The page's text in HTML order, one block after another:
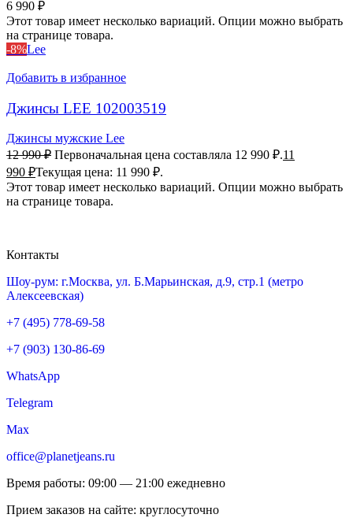
6 990 ₽
Этот товар имеет несколько вариаций. Опции можно выбрать
на странице товара.
-8%Lee
Добавить в избранное
Джинсы LEE 102003519
Джинсы мужские Lee
12 990₽ Первоначальная цена составляла 12 990 ₽.11
990 ₽Текущая цена: 11 990 ₽.
Этот товар имеет несколько вариаций. Опции можно выбрать
на странице товара.
Контакты
Шоу-рум: г.Москва, ул. Б.Марьинская, д.9, стр.1 (метро
Алексеевская)
+7 (495) 778-69-58
+7 (903) 130-86-69
WhatsApp
Telegram
Max
office@planetjeans.ru
Время работы: 09:00 — 21:00 ежедневно
Прием заказов на сайте: круглосуточно